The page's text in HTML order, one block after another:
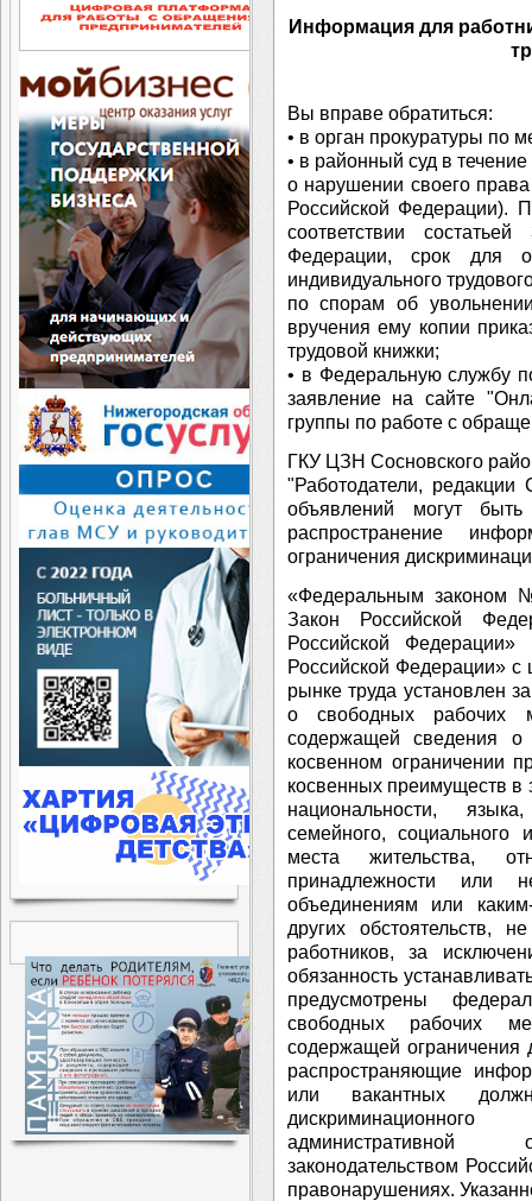
Информация для
Вы вправе обратиться:
• в орган прокуратуры по
• в районный суд в
о нарушении своего права
Российской Федерации).
соответствии
Федерации, срок для
индивидуального
по спорам об
вручения ему копии
трудовой книжки;
• в Федеральную службу
заявление на сайте
группы по работе с
ГКУ ЦЗН Сосновского
"Работодатели,
объявлений могут
распространение
ограничения
«Федеральным
Закон Российской
Российской
Российской Федерации»
рынке труда установлен
о свободных рабочих
содержащей сведения
косвенном ограничении
косвенных преимуществ в
национальности,
семейного, социального
места жительства,
принадлежности или
объединениям или
других обстоятельств,
работников, за
обязанность
предусмотрены
свободных рабочих
содержащей ограничения
распространяющие
или вакантных
административной
законодательством
правонарушениях.